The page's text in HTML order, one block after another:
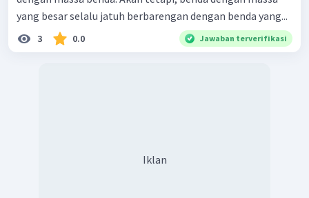
yang besar selalu jatuh berbarengan dengan benda yang...
3 0.0 Jawaban terverifikasi
Iklan